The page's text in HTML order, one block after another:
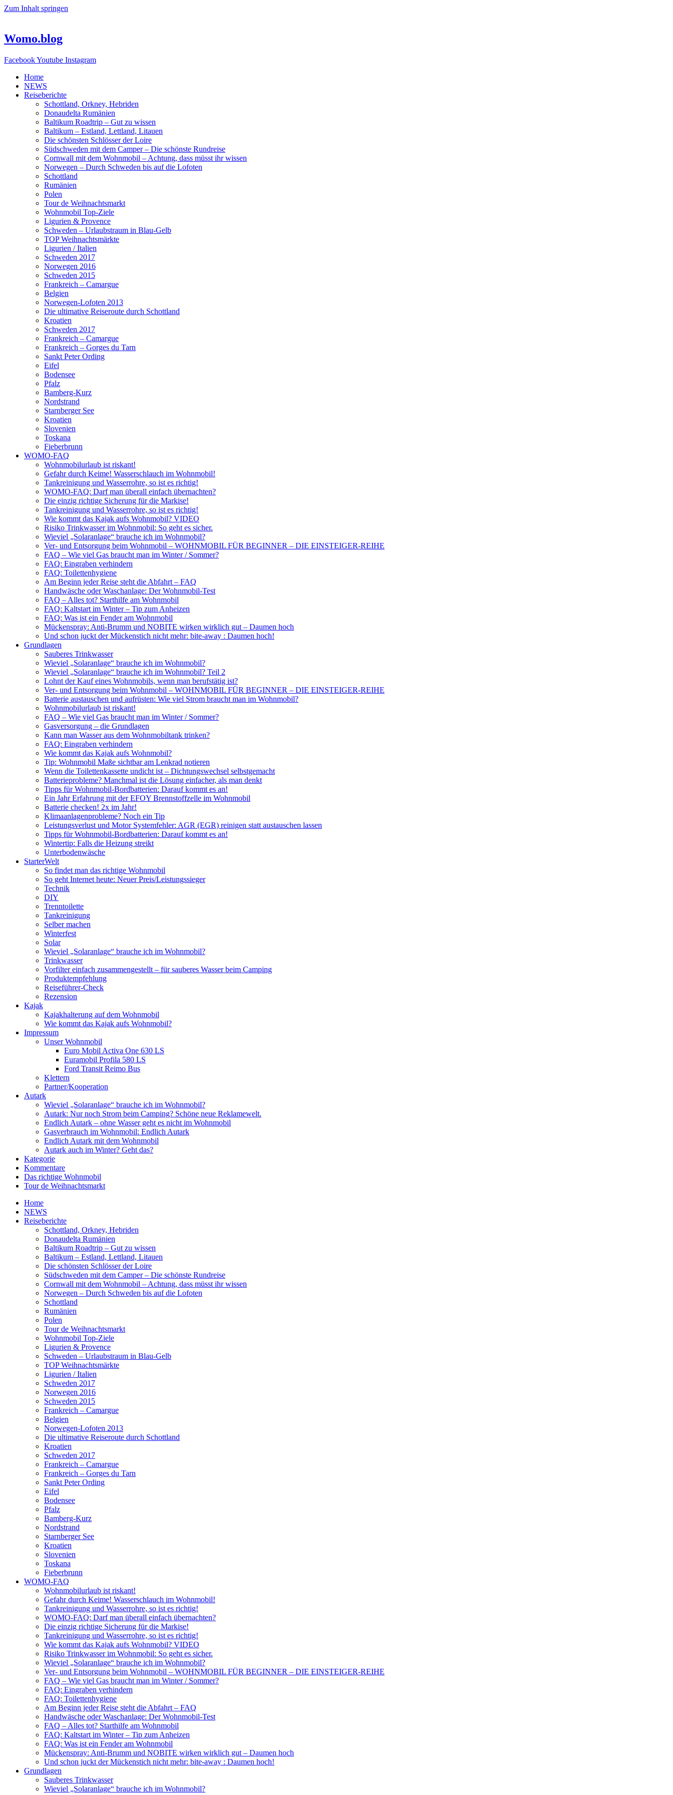
Zum Inhalt springen
Womo.blog
FacebookYoutube Instagram
Home
NEWS
Reiseberichte
Schottland, Orkney, Hebriden
Donaudelta Rumänien
Baltikum Roadtrip – Gut zu wissen
Baltikum – Estland, Lettland, Litauen
Die schönsten Schlösser der Loire
Südschweden mit dem Camper – Die schönste Rundreise
Cornwall mit dem Wohnmobil – Achtung, dass müsst ihr wissen
Norwegen – Durch Schweden bis auf die Lofoten
Schottland
Rumänien
Polen
Tour de Weihnachtsmarkt
Wohnmobil Top-Ziele
Ligurien & Provence
Schweden – Urlaubstraum in Blau-Gelb
TOP Weihnachtsmärkte
Ligurien / Italien
Schweden 2017
Norwegen 2016
Schweden 2015
Frankreich – Camargue
Belgien
Norwegen-Lofoten 2013
Die ultimative Reiseroute durch Schottland
Kroatien
Schweden 2017
Frankreich – Camargue
Frankreich – Gorges du Tarn
Sankt Peter Ording
Eifel
Bodensee
Pfalz
Bamberg-Kurz
Nordstrand
Starnberger See
Kroatien
Slovenien
Toskana
Fieberbrunn
WOMO-FAQ
Wohnmobilurlaub ist riskant!
Gefahr durch Keime! Wasserschlauch im Wohnmobil!
Tankreinigung und Wasserrohre, so ist es richtig!
WOMO-FAQ: Darf man überall einfach übernachten?
Die einzig richtige Sicherung für die Markise!
Tankreinigung und Wasserrohre, so ist es richtig!
Wie kommt das Kajak aufs Wohnmobil? VIDEO
Risiko Trinkwasser im Wohnmobil: So geht es sicher.
Wieviel „Solaranlage“ brauche ich im Wohnmobil?
Ver- und Entsorgung beim Wohnmobil – WOHNMOBIL FÜR BEGINNER – DIE EINSTEIGER-REIHE
FAQ – Wie viel Gas braucht man im Winter / Sommer?
FAQ: Eingraben verhindern
FAQ: Toilettenhygiene
Am Beginn jeder Reise steht die Abfahrt – FAQ
Handwäsche oder Waschanlage: Der Wohnmobil-Test
FAQ – Alles tot? Starthilfe am Wohnmobil
FAQ: Kaltstart im Winter – Tip zum Anheizen
FAQ: Was ist ein Fender am Wohnmobil
Mückenspray: Anti-Brumm und NOBITE wirken wirklich gut – Daumen hoch
Und schon juckt der Mückenstich nicht mehr: bite-away : Daumen hoch!
Grundlagen
Sauberes Trinkwasser
Wieviel „Solaranlage“ brauche ich im Wohnmobil?
Wieviel „Solaranlage“ brauche ich im Wohnmobil? Teil 2
Lohnt der Kauf eines Wohnmobils, wenn man berufstätig ist?
Ver- und Entsorgung beim Wohnmobil – WOHNMOBIL FÜR BEGINNER – DIE EINSTEIGER-REIHE
Batterie austauschen und aufrüsten: Wie viel Strom braucht man im Wohnmobil?
Wohnmobilurlaub ist riskant!
FAQ – Wie viel Gas braucht man im Winter / Sommer?
Gasversorgung – die Grundlagen
Kann man Wasser aus dem Wohnmobiltank trinken?
FAQ: Eingraben verhindern
Wie kommt das Kajak aufs Wohnmobil?
Tip: Wohnmobil Maße sichtbar am Lenkrad notieren
Wenn die Toilettenkassette undicht ist – Dichtungswechsel selbstgemacht
Batterieprobleme? Manchmal ist die Lösung einfacher, als man denkt
Tipps für Wohnmobil-Bordbatterien: Darauf kommt es an!
Ein Jahr Erfahrung mit der EFOY Brennstoffzelle im Wohnmobil
Batterie checken! 2x im Jahr!
Klimaanlagenprobleme? Noch ein Tip
Leistungsverlust und Motor Systemfehler: AGR (EGR) reinigen statt austauschen lassen
Tipps für Wohnmobil-Bordbatterien: Darauf kommt es an!
Wintertip: Falls die Heizung streikt
Unterbodenwäsche
StarterWelt
So findet man das richtige Wohnmobil
So geht Internet heute: Neuer Preis/Leistungssieger
Technik
DIY
Trenntoilette
Tankreinigung
Selber machen
Winterfest
Solar
Wieviel „Solaranlage“ brauche ich im Wohnmobil?
Trinkwasser
Vorfilter einfach zusammengestellt – für sauberes Wasser beim Camping
Produktempfehlung
Reiseführer-Check
Rezension
Kajak
Kajakhalterung auf dem Wohnmobil
Wie kommt das Kajak aufs Wohnmobil?
Impressum
Unser Wohnmobil
Euro Mobil Activa One 630 LS
Euramobil Profila 580 LS
Ford Transit Reimo Bus
Klettern
Partner/Kooperation
Autark
Wieviel „Solaranlage“ brauche ich im Wohnmobil?
Autark: Nur noch Strom beim Camping? Schöne neue Reklamewelt.
Endlich Autark – ohne Wasser geht es nicht im Wohnmobil
Gasverbrauch im Wohnmobil: Endlich Autark
Endlich Autark mit dem Wohnmobil
Autark auch im Winter? Geht das?
Kategorie
Kommentare
Das richtige Wohnmobil
Tour de Weihnachtsmarkt
Home
NEWS
Reiseberichte
Schottland, Orkney, Hebriden
Donaudelta Rumänien
Baltikum Roadtrip – Gut zu wissen
Baltikum – Estland, Lettland, Litauen
Die schönsten Schlösser der Loire
Südschweden mit dem Camper – Die schönste Rundreise
Cornwall mit dem Wohnmobil – Achtung, dass müsst ihr wissen
Norwegen – Durch Schweden bis auf die Lofoten
Schottland
Rumänien
Polen
Tour de Weihnachtsmarkt
Wohnmobil Top-Ziele
Ligurien & Provence
Schweden – Urlaubstraum in Blau-Gelb
TOP Weihnachtsmärkte
Ligurien / Italien
Schweden 2017
Norwegen 2016
Schweden 2015
Frankreich – Camargue
Belgien
Norwegen-Lofoten 2013
Die ultimative Reiseroute durch Schottland
Kroatien
Schweden 2017
Frankreich – Camargue
Frankreich – Gorges du Tarn
Sankt Peter Ording
Eifel
Bodensee
Pfalz
Bamberg-Kurz
Nordstrand
Starnberger See
Kroatien
Slovenien
Toskana
Fieberbrunn
WOMO-FAQ
Wohnmobilurlaub ist riskant!
Gefahr durch Keime! Wasserschlauch im Wohnmobil!
Tankreinigung und Wasserrohre, so ist es richtig!
WOMO-FAQ: Darf man überall einfach übernachten?
Die einzig richtige Sicherung für die Markise!
Tankreinigung und Wasserrohre, so ist es richtig!
Wie kommt das Kajak aufs Wohnmobil? VIDEO
Risiko Trinkwasser im Wohnmobil: So geht es sicher.
Wieviel „Solaranlage“ brauche ich im Wohnmobil?
Ver- und Entsorgung beim Wohnmobil – WOHNMOBIL FÜR BEGINNER – DIE EINSTEIGER-REIHE
FAQ – Wie viel Gas braucht man im Winter / Sommer?
FAQ: Eingraben verhindern
FAQ: Toilettenhygiene
Am Beginn jeder Reise steht die Abfahrt – FAQ
Handwäsche oder Waschanlage: Der Wohnmobil-Test
FAQ – Alles tot? Starthilfe am Wohnmobil
FAQ: Kaltstart im Winter – Tip zum Anheizen
FAQ: Was ist ein Fender am Wohnmobil
Mückenspray: Anti-Brumm und NOBITE wirken wirklich gut – Daumen hoch
Und schon juckt der Mückenstich nicht mehr: bite-away : Daumen hoch!
Grundlagen
Sauberes Trinkwasser
Wieviel „Solaranlage“ brauche ich im Wohnmobil?